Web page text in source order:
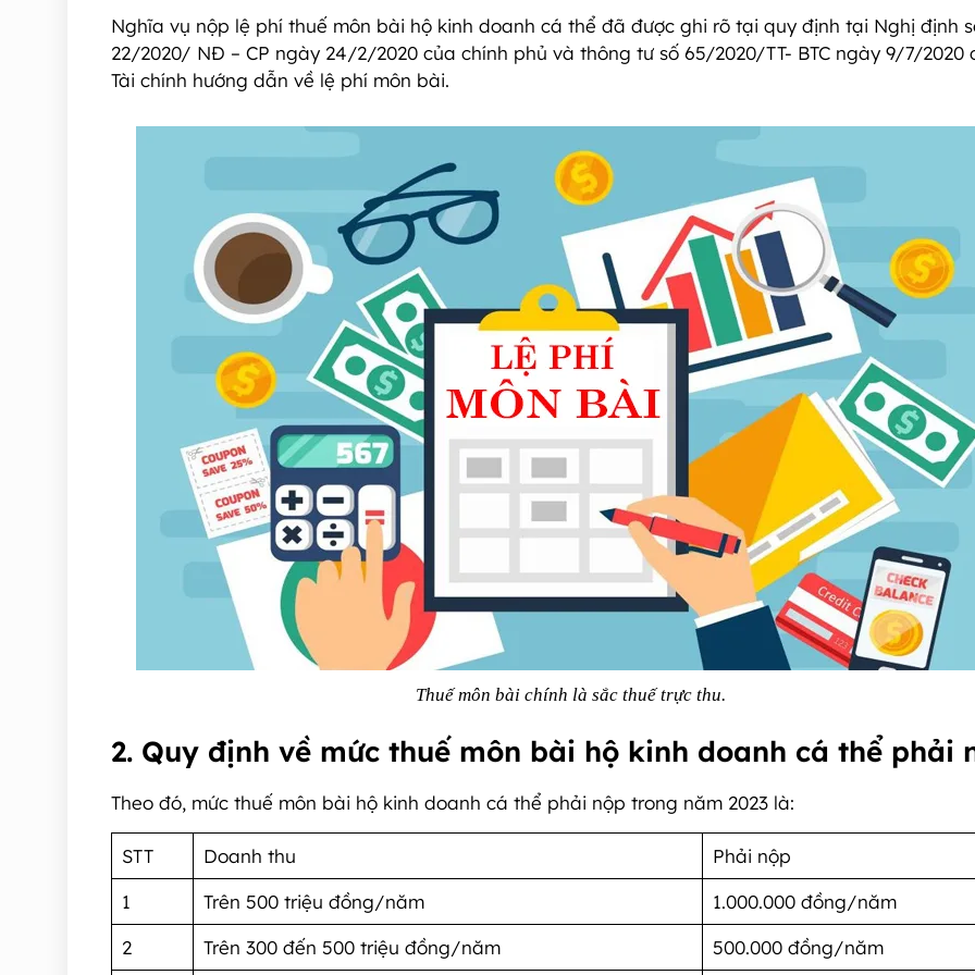
Nghĩa vụ nộp lệ phí thuế môn bài hộ kinh doanh cá thể đã được ghi rõ tại quy định tại Nghị định
22/2020/ NĐ – CP ngày 24/2/2020 của chính phủ và thông tư số 65/2020/TT- BTC ngày 9/7/2020
Tài chính hướng dẫn về lệ phí môn bài.
Thuế môn bài chính là sắc thuế trực thu.
2. Quy định về mức thuế môn bài hộ kinh doanh cá thể phải
Theo đó, mức thuế môn bài hộ kinh doanh cá thể phải nộp trong năm 2023 là:
STT Doanh thu
Phải nộp
1
Trên 500 triệu đồng/năm
1.000.000 đồng/năm
2
Trên 300 đến 500 triệu đồng/năm 500.000 đồng/năm